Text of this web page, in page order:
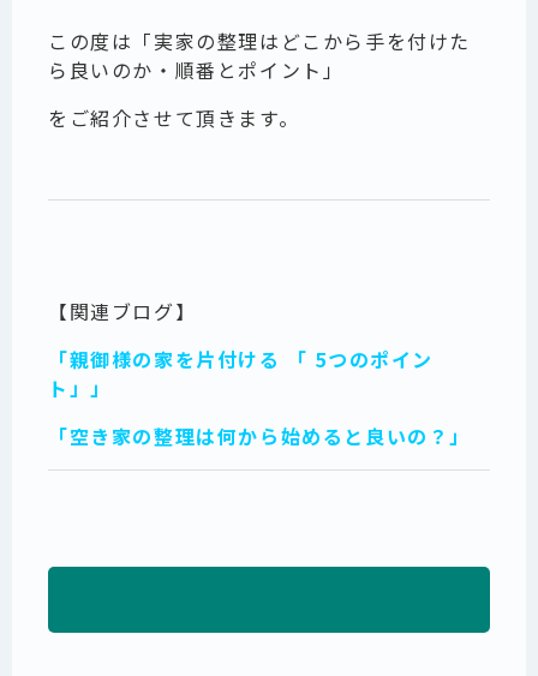
この度は「実家の整理はどこから手を付けた
ら良いのか・順番とポイント」
をご紹介させて頂きます。
【関連ブログ】
「親御様の家を片付ける 「 5つのポイン
ト」」
「空き家の整理は何から始めると良いの？」